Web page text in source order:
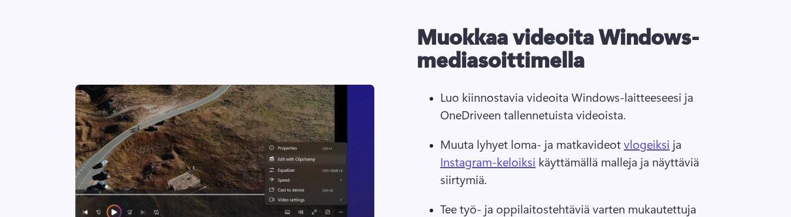
Muokkaa videoita Windows-
mediasoittimella
Luo kiinnostavia videoita Windows-laitteeseesi ja
OneDriveen tallennetuista videoista.
Muuta lyhyet loma- ja matkavideot vlogeiksi ja
Instagram-keloiksi käyttämällä malleja ja näyttäviä
siirtymiä.
Tee työ- ja oppilaitostehtäviä varten mukautettuja